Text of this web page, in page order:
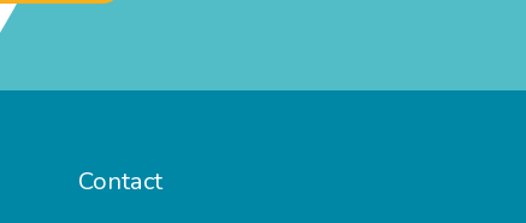
Contact